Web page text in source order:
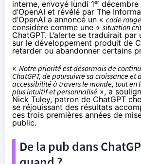
interne, envoyé lundi 1ᵉʳ
d’OpenAI et révélé par The
d’OpenAI a annoncé un « code rouge
considère comme une « situation
ChatGPT. L’alerte se traduirait
sur le développement produit de
retarder ou abandonner certains
« Notre priorité est désormais de
ChatGPT, de poursuivre sa croissance et
accessibilité à travers le monde, tout en
plus intuitif et personnalisé », a
Nick Tuley, patron de ChatGPT
se réjouissant des résultats
ces trois premières années de
public.
De la pub dans